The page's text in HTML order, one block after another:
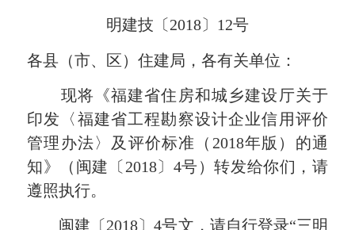
明建技〔2018〕12号
各县（市、区）住建局，各有关单位：
现将《福建省住房和城乡建设厅关于
印发〈福建省工程勘察设计企业信用评价
管理办法〉及评价标准（2018年版）的通
知》（闽建〔2018〕4号）转发给你们，请
遵照执行。
闽建〔2018〕4号文，请自行登录“三明